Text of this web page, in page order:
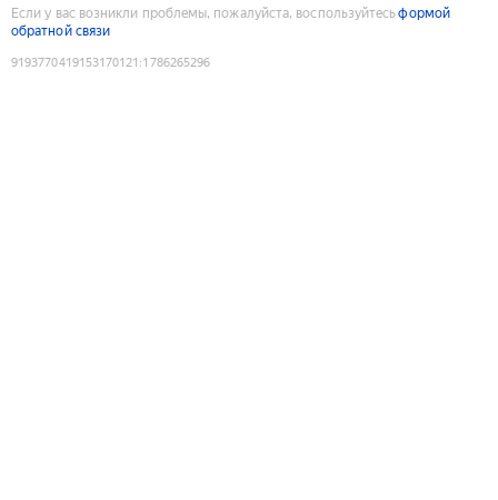
Если у вас возникли проблемы, пожалуйста, воспользуйтесьформой
обратной связи
9193770419153170121 :1786265296